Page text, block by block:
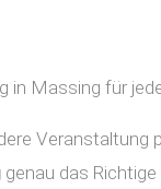
in Massing für
Veranstaltung
genau das